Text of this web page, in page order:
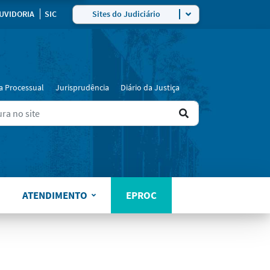
SIC Sites do Judiciário
Processual Jurisprudência Diário da Justiça
Ir
resultado
ATENDIMENTO EPROC